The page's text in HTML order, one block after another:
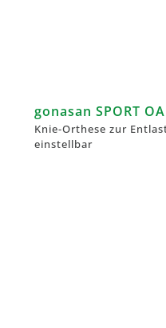
gonasan SPORT
Knie-Orthese zur
einstellbar